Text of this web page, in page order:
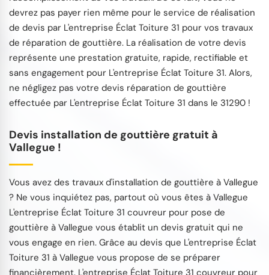
devrez pas payer rien même pour le service de réalisation
de devis par L'entreprise Éclat Toiture 31 pour vos travaux
de réparation de gouttière. La réalisation de votre devis
représente une prestation gratuite, rapide, rectifiable et
sans engagement pour L'entreprise Éclat Toiture 31. Alors,
ne négligez pas votre devis réparation de gouttière
effectuée par L'entreprise Éclat Toiture 31 dans le 31290 !
Devis installation de gouttière gratuit à
Vallegue !
Vous avez des travaux d'installation de gouttière à Vallegue
? Ne vous inquiétez pas, partout où vous êtes à Vallegue
L'entreprise Éclat Toiture 31 couvreur pour pose de
gouttière à Vallegue vous établit un devis gratuit qui ne
vous engage en rien. Grâce au devis que L'entreprise Éclat
Toiture 31 à Vallegue vous propose de se préparer
financièrement. L'entreprise Éclat Toiture 31 couvreur pour